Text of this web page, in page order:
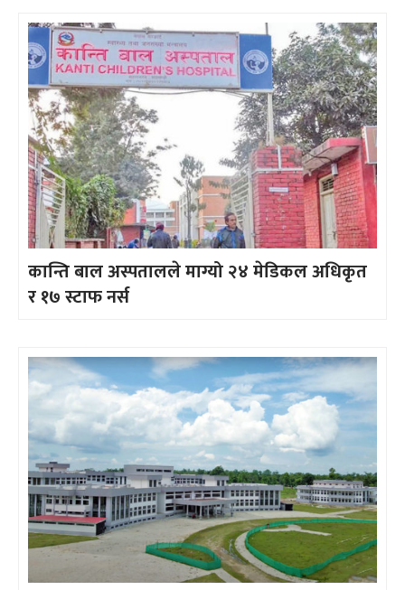
कान्ति बाल अस्पतालले माग्यो २४ मेडिकल अधिकृत
र १७ स्टाफ नर्स